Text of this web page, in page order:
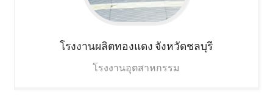
โรงงานผลิตทองแดง จังหวัดชลบุรี
โรงงานอุตสาหกรรม